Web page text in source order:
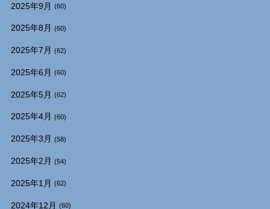
2025年9月 (60)
2025年8月 (60)
2025年7月 (62)
2025年6月 (60)
2025年5月 (62)
2025年4月 (60)
2025年3月 (58)
2025年2月 (54)
2025年1月 (62)
2024年12月 (60)